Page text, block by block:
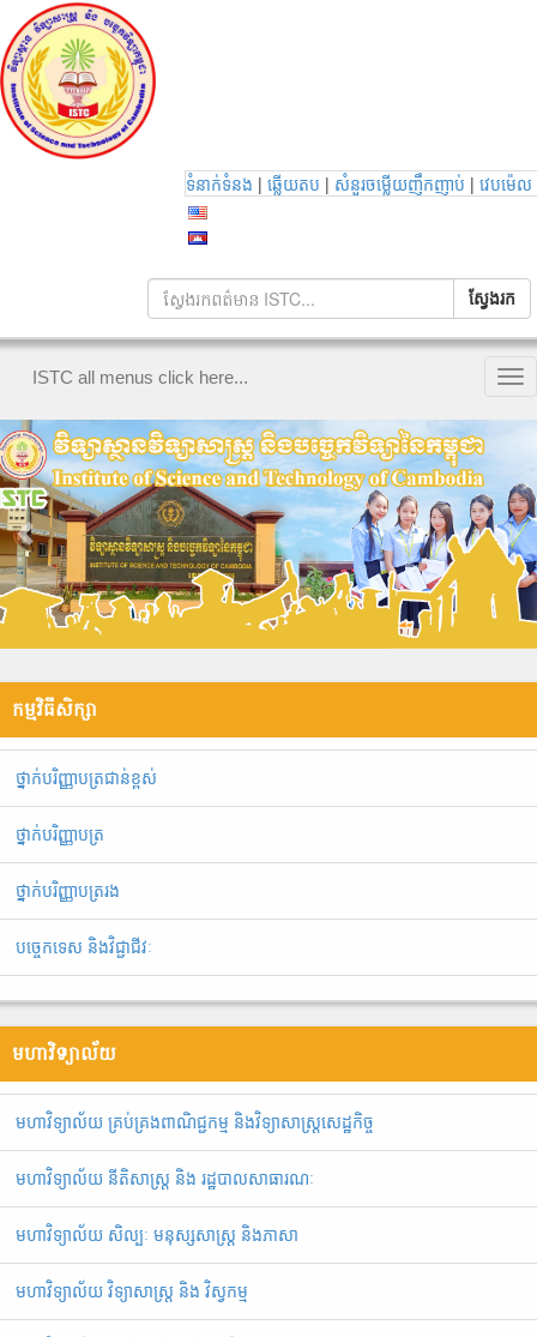
ទំនាក់ទំនង | ឆ្លើយតប | សំនួរចម្លើយញឹកញាប់ | វេបម៉េល
ISTC all menus click here...
កម្មវិធីសិក្សា
ថ្នាក់បរិញ្ញាបត្រជាន់ខ្ពស់
ថ្នាក់បរិញ្ញាបត្រ
ថ្នាក់បរិញ្ញាបត្ររង
បច្ចេកទេស និងវិជ្ជាជីវៈ
មហាវិទ្យាល័យ
មហាវិទ្យាល័យ គ្រប់គ្រងពាណិជ្ជកម្ម និងវិទ្យាសាស្រ្តសេដ្ឋកិច្ច
មហាវិទ្យាល័យ នីតិសាស្រ្ត និង រដ្ឋបាលសាធារណៈ
មហាវិទ្យាល័យ សិល្បៈ មនុស្សសាស្ត្រ និងភាសា
មហាវិទ្យាល័យ វិទ្យាសាស្រ្ត និង វិស្វកម្ម